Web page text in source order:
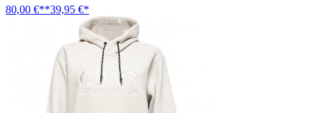
80,00 €**39,95 €*